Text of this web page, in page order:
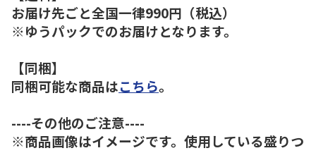
お届け先ごと全国一律990円（税込）
※ゆうパックでのお届けとなります。
【同梱】
同梱可能な商品はこちら。
----その他のご注意----
※商品画像はイメージです。使用している盛りつ